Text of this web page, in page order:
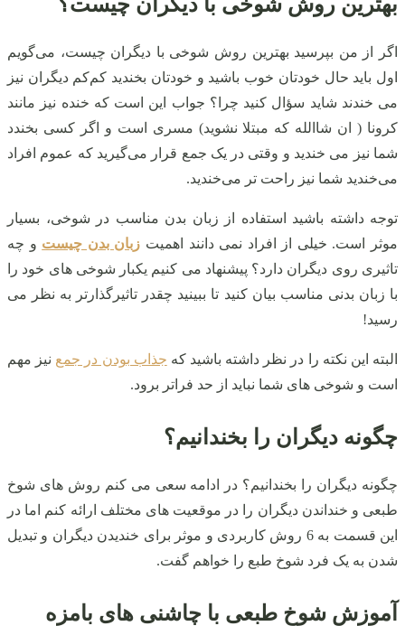
اگر از من بپرسید بهترین روش شوخی با دیگران چیست، می‌گویم
اول باید حال خودتان خوب باشید و خودتان بخندید کم‌کم دیگران نیز
می‌ خندند شاید سؤال کنید چرا؟ جواب این است که خنده نیز مانند
کرونا ( ان شاالله که مبتلا نشوید) مسری است و اگر کسی بخندد
شما نیز می‌ خندید و وقتی در یک جمع قرار می‌گیرید که عموم افراد
می‌خندید شما نیز راحت‌ تر می‌خندید.
توجه داشته باشید استفاده از زبان بدن مناسب در شوخی، بسیار
موثر است. خیلی از افراد نمی دانند اهمیت زبان بدن چیست و چه
تاثیری روی دیگران دارد؟ پیشنهاد می کنیم یکبار شوخی های خود را
با زبان بدنی مناسب بیان کنید تا ببینید چقدر تاثیرگذارتر به نظر می
رسید!
البته این نکته را در نظر داشته باشید که جذاب بودن در جمع نیز مهم
است و شوخی های شما نباید از حد فراتر برود.
چگونه دیگران را بخندانیم؟
چگونه دیگران را بخندانیم؟ در ادامه سعی می‌ کنم روش های شوخ
طبعی و خنداندن دیگران را در موقعیت های مختلف ارائه کنم اما در
این قسمت به 6 روش کاربردی و موثر برای خندیدن دیگران و تبدیل
شدن به یک فرد شوخ طبع را خواهم گفت.
آموزش شوخ طبعی با چاشنی های بامزه